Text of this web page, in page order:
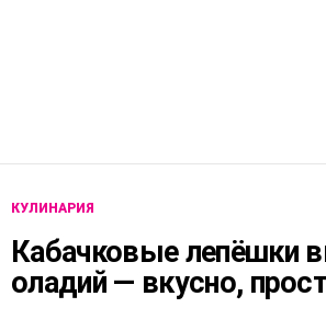
КУЛИНАРИЯ
Кабачковые лепёшки
оладий — вкусно,